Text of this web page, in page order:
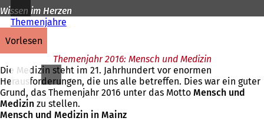
Wissen im Herzen
Themenjahre
vorlesen
Themenjahr 2016: Mensch und Medizin
Die Medizin steht im 21. Jahrhundert vor enormen
Herausforderungen, die uns alle betreffen. Dies war ein guter
Grund, das Themenjahr 2016 unter das Motto Mensch und
Medizin zu stellen.
Mensch und Medizin in Mainz